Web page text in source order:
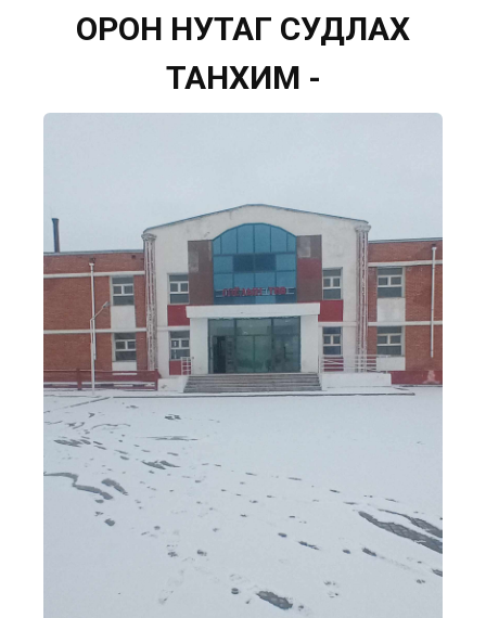
ОРОН НУТАГ СУДЛАХ
ТАНХИМ -